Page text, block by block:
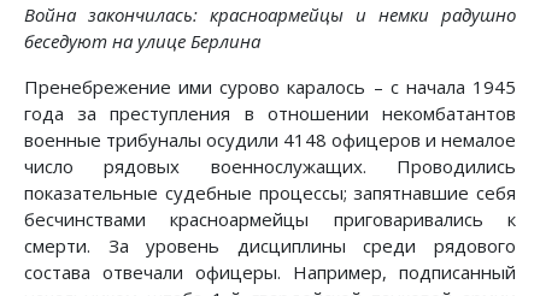
Война закончилась: красноармейцы и немки радушно
беседуют на улице Берлина
Пренебрежение ими сурово каралось – с начала 1945
года за преступления в отношении некомбатантов
военные трибуналы осудили 4148 офицеров и немалое
число рядовых военнослужащих. Проводились
показательные судебные процессы; запятнавшие себя
бесчинствами красноармейцы приговаривались к
смерти. За уровень дисциплины среди рядового
состава отвечали офицеры. Например, подписанный